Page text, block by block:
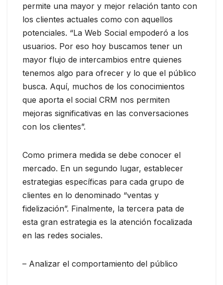
permite una mayor y mejor relación tanto con
los clientes actuales como con aquellos
potenciales. “La Web Social empoderó a los
usuarios. Por eso hoy buscamos tener un
mayor flujo de intercambios entre quienes
tenemos algo para ofrecer y lo que el público
busca. Aquí, muchos de los conocimientos
que aporta el social CRM nos permiten
mejoras significativas en las conversaciones
con los clientes”.
Como primera medida se debe conocer el
mercado. En un segundo lugar, establecer
estrategias específicas para cada grupo de
clientes en lo denominado “ventas y
fidelización”. Finalmente, la tercera pata de
esta gran estrategia es la atención focalizada
en las redes sociales.
– Analizar el comportamiento del público